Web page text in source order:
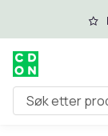
Hopp til
Søk etter